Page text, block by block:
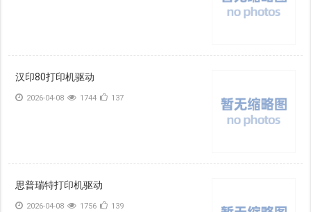
汉印80打印机驱动
2026-04-08 1744 137
思普瑞特打印机驱动
2026-04-08 1756 139